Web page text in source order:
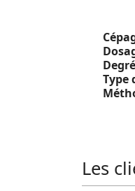
Type
Les